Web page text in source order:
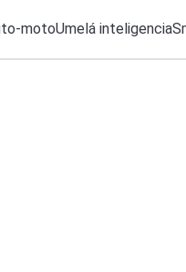
motoUmelá inteligencia